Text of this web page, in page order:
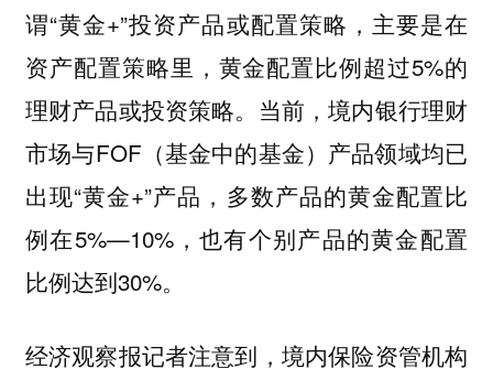
谓“黄金+”投资产品或配置策略，主要是在
资产配置策略里，黄金配置比例超过5%的
理财产品或投资策略。当前，境内银行理财
市场与FOF（基金中的基金）产品领域均已
出现“黄金+”产品，多数产品的黄金配置比
例在5%—10%，也有个别产品的黄金配置
比例达到30%。
经济观察报记者注意到，境内保险资管机构